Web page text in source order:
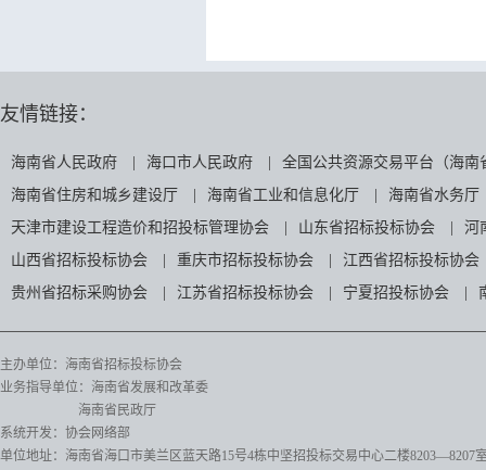
友情链接：
海南省人民政府 海口市人民政府
全国公共资源交易平台（海南
海南省住房和城乡建设厅
海南省工业和信息化厅
海南省水务厅
天津市建设工程造价和招投标管理协会
山东省招标投标协会
河
山西省招标投标协会
重庆市招标投标协会
江西省招标投标协会
贵州省招标采购协会
江苏省招标投标协会 宁夏招投标协会
主办单位：海南省招标投标协会
业务指导单位：海南省发展和改革委
海南省民政厅
系统开发：协会网络部
单位地址：海南省海口市美兰区蓝天路15号4栋中坚招投标交易中心二楼8203—8207